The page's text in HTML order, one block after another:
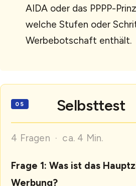
AIDA oder das PPPP-
welche Stufen oder
Werbebotschaft enthält.
Selbsttest
4 Fragen · ca. 4 Min.
Frage 1: Was ist das
Werbung?